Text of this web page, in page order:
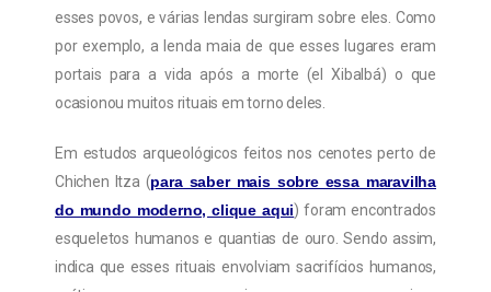
esses povos, e várias lendas surgiram sobre eles. Como
por exemplo, a lenda maia de que esses lugares eram
portais para a vida após a morte (el Xibalbá) o que
ocasionou muitos rituais em torno deles.
Em estudos arqueológicos feitos nos cenotes perto de
Chichen Itza (para saber mais sobre essa maravilha
do mundo moderno, clique aqui) foram encontrados
esqueletos humanos e quantias de ouro. Sendo assim,
indica que esses rituais envolviam sacrifícios humanos,